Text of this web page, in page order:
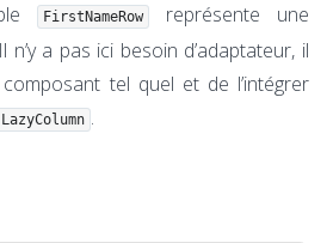
FirstNameRow
représente une
a pas ici besoin d’adaptateur, il
tel quel et de l’intégrer
LazyColumn .